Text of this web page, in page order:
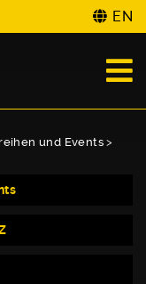
EN
und Events >